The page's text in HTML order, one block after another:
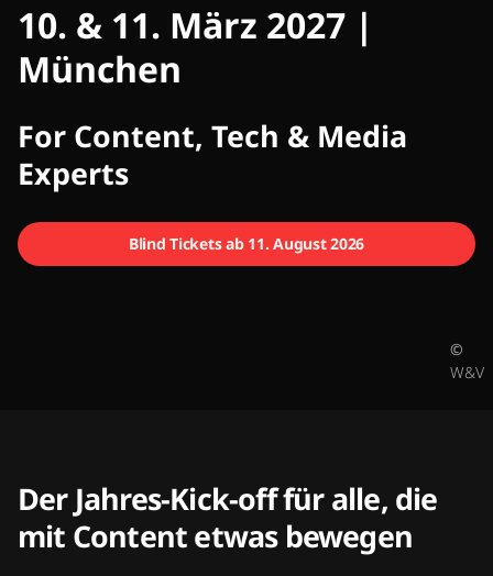
CMCX
10. & 11. März 2027 |
München
For Content, Tech & Media
Experts
Blind Tickets ab 11. August 2026
©
W&V
Der Jahres-Kick-off für alle, die
mit Content etwas bewegen